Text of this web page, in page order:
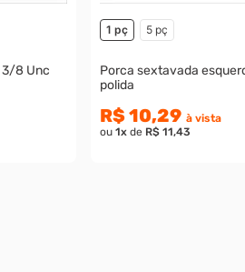
3/8 Unc
1 pç 5 pç
Porca sextavada
polida
R$ 10,29 à vista
ou 1xde R$ 11,43